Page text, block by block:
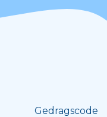
Gedragscode